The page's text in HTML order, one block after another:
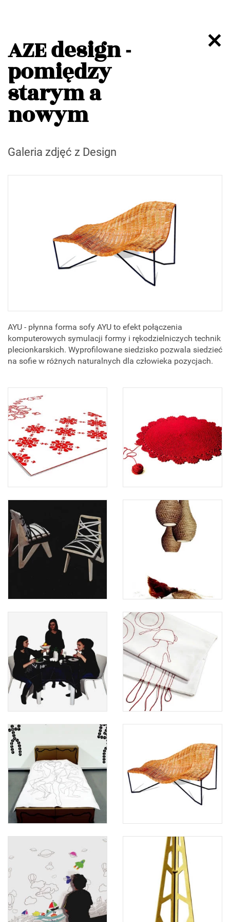
AZE design -
pomiędzy
starym a
nowym
Galeria zdjęć z Design
AYU - płynna forma sofy AYU to efekt połączenia
komputerowych symulacji formy i rękodzielniczych technik
plecionkarskich. Wyprofilowane siedzisko pozwala siedzieć
na sofie w różnych naturalnych dla człowieka pozycjach.